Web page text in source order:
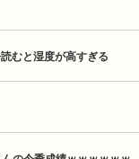
むと湿度が高すぎる